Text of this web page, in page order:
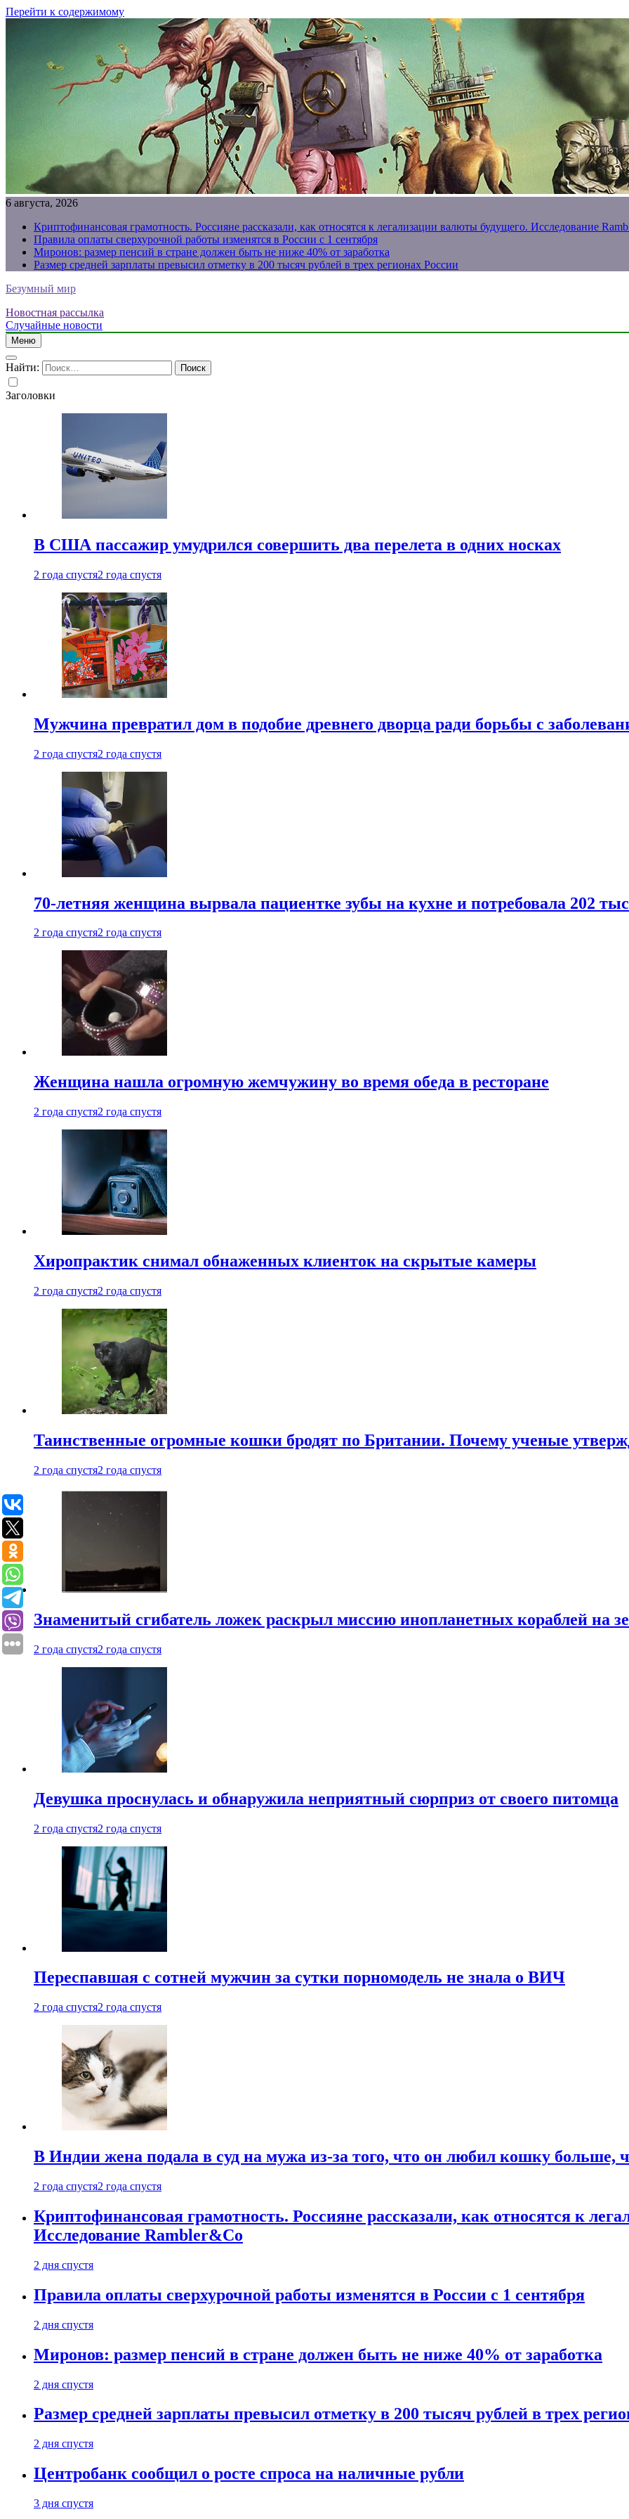
Перейти к содержимому
6 августа, 2026
Криптофинансовая грамотность. Россияне рассказали, как относятся к легализации валюты будущего. Исследование
Правила оплаты сверхурочной работы изменятся в России с 1 сентября
Миронов: размер пенсий в стране должен быть не ниже 40% от заработка
Размер средней зарплаты превысил отметку в 200 тысяч рублей в трех регионах России
Безумный мир
Новостная рассылка
Случайные новости
Меню
Найти:
Заголовки
В США пассажир умудрился совершить два перелета в одних носках
2 года спустя2 года спустя
Мужчина превратил дом в подобие древнего дворца ради борьбы с
2 года спустя2 года спустя
70-летняя женщина вырвала пациентке зубы на кухне и потребовала 202
2 года спустя2 года спустя
Женщина нашла огромную жемчужину во время обеда в ресторане
2 года спустя2 года спустя
Хиропрактик снимал обнаженных клиенток на скрытые камеры
2 года спустя2 года спустя
Таинственные огромные кошки бродят по Британии. Почему ученые
2 года спустя2 года спустя
Знаменитый сгибатель ложек раскрыл миссию инопланетных кораблей на
2 года спустя2 года спустя
Девушка проснулась и обнаружила неприятный сюрприз от своего питомца
2 года спустя2 года спустя
Переспавшая с сотней мужчин за сутки порномодель не знала о ВИЧ
2 года спустя2 года спустя
В Индии жена подала в суд на мужа из-за того, что он любил кошку больше,
2 года спустя2 года спустя
Криптофинансовая грамотность. Россияне рассказали, как относятся к
Исследование Rambler&Co
2 дня спустя
Правила оплаты сверхурочной работы изменятся в России с 1 сентября
2 дня спустя
Миронов: размер пенсий в стране должен быть не ниже 40% от заработка
2 дня спустя
Размер средней зарплаты превысил отметку в 200 тысяч рублей в трех
2 дня спустя
Центробанк сообщил о росте спроса на наличные рубли
3 дня спустя